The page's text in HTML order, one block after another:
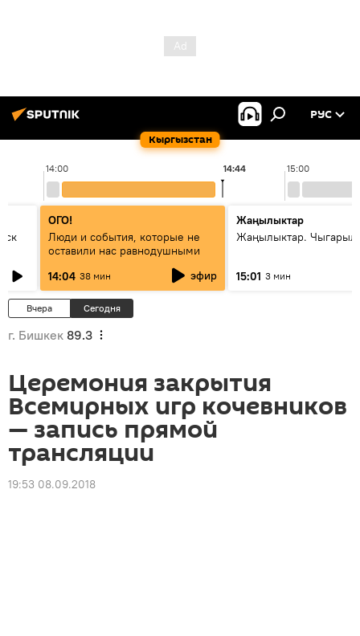
Кыргызстан
РУС
14:00 15:00
14:44
ОГО!
Люди и события, которые не
оставили нас равнодушными
14:04 38 мин эфир
Жаңылыктар
Жаңылыктар.
15:01 3 мин
Вчера Сегодня
г. Бишкек 89.3
Церемония закрытия
Всемирных игр кочевников
— запись прямой
трансляции
19:53 08.09.2018